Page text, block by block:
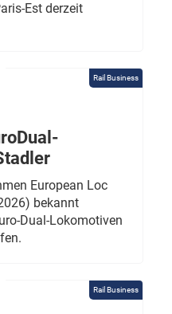
Est derzeit
Rail Business
European Loc
bekannt
Dual-Lokomotiven
Rail Business